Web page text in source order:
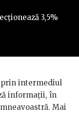
3,5%
rezervate.
SOCIÉTÉ
prin intermediul
informații, în
Mai